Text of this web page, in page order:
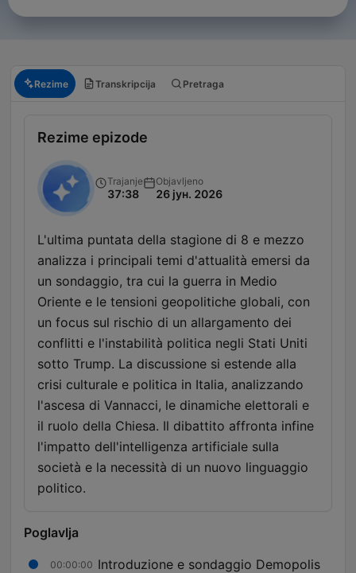
Rezime Transkripcija Pretraga
Rezime epizode
Trajanje
37:38
Objavljeno
26 јун. 2026
L'ultima puntata della stagione di 8 e mezzo
analizza i principali temi d'attualità emersi da
un sondaggio, tra cui la guerra in Medio
Oriente e le tensioni geopolitiche globali, con
un focus sul rischio di un allargamento dei
conflitti e l'instabilità politica negli Stati Uniti
sotto Trump. La discussione si estende alla
crisi culturale e politica in Italia, analizzando
l'ascesa di Vannacci, le dinamiche elettorali e
il ruolo della Chiesa. Il dibattito affronta infine
l'impatto dell'intelligenza artificiale sulla
società e la necessità di un nuovo linguaggio
politico.
Poglavlja
00:00:00 Introduzione e sondaggio Demopolis